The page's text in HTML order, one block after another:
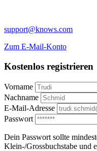
support@knows.com
Zum E-Mail-Konto
Kostenlos registrieren
Vorname
Nachname
E-Mail-Adresse
Passwort
Dein Passwort sollte
Klein-/Grossbuchstabe und